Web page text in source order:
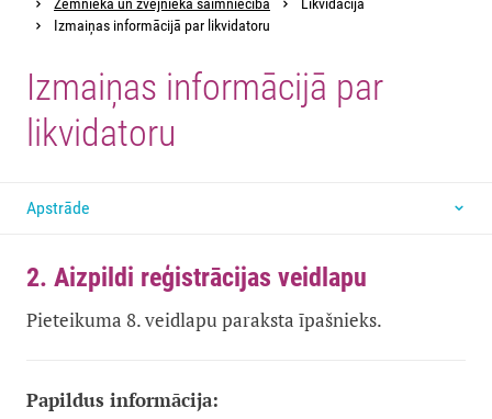
Zemnieka un zvejnieka saimniecība
Likvidācija
Izmaiņas informācijā par likvidatoru
Izmaiņas informācijā par
likvidatoru
Apstrāde
2. Aizpildi reģistrācijas veidlapu
Pieteikuma 8. veidlapu paraksta īpašnieks.
Papildus informācija: